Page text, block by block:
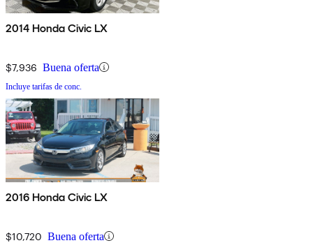
2014 Honda Civic LX
$7,936 Buena oferta
Incluye tarifas de conc.
2016 Honda Civic LX
$10,720 Buena oferta